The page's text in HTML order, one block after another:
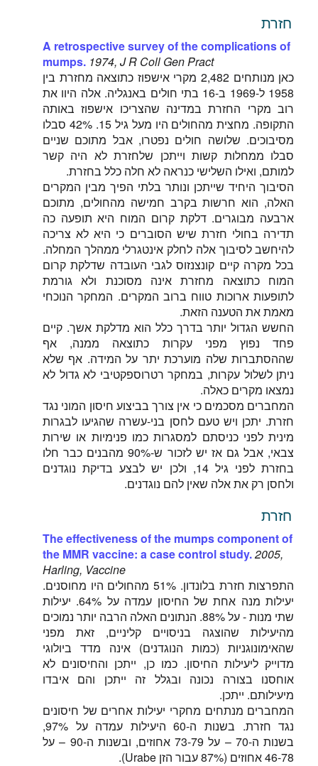
חזרת
A retrospective survey of the complications of
mumps. 1974, J R Coll Gen Pract
כאן מנותחים 2,482 מקרי אישפוז כתוצאה מחזרת בין
1958 ל-1969 ב-16 בתי חולים באנגליה. אלה היוו את
רוב מקרי החזרת במדינה שהצריכו אישפוז באותה
התקופה. מחצית מהחולים היו מעל גיל 15. 42% סבלו
מסיבוכים. שלושה חולים נפטרו, אבל מתוכם שניים
סבלו ממחלות קשות וייתכן שלחזרת לא היה קשר
למותם, ואילו השלישי כנראה לא חלה כלל בחזרת.
הסיבוך היחיד שייתכן ונותר בלתי הפיך מבין המקרים
האלה, הוא חרשות בקרב חמישה מהחולים, מתוכם
ארבעה מבוגרים. דלקת קרום המוח היא תופעה כה
תדירה בחולי חזרת שיש הסוברים כי היא לא צריכה
להיחשב לסיבוך אלה לחלק אינטגרלי ממהלך המחלה.
בכל מקרה קיים קונצנזוס לגבי העובדה שדלקת קרום
המוח כתוצאה מחזרת אינה מסוכנת ולא גורמת
לתופעות ארוכות טווח ברוב המקרים. המחקר הנוכחי
מאמת את הטענה הזאת.
החשש הגדול יותר בדרך כלל הוא מדלקת אשך. קיים
פחד נפוץ מפני עקרות כתוצאה ממנה, אף
שההסתברות שלה מוערכת יתר על המידה. אף שלא
ניתן לשלול עקרות, במחקר רטרוספקטיבי לא גדול לא
נמצאו מקרים כאלה.
המחברים מסכמים כי אין צורך בביצוע חיסון המוני נגד
חזרת. יתכן ויש טעם לחסן בני-עשרה שהגיעו לבגרות
מינית לפני כניסתם למסגרות כמו פנימיות או שירות
צבאי, אבל גם אז יש לזכור ש-90% מהבנים כבר חלו
בחזרת לפני גיל 14, ולכן יש לבצע בדיקת נוגדנים
ולחסן רק את אלה שאין להם נוגדנים.
חזרת
The effectiveness of the mumps component of
the MMR vaccine: a case control study.2005,
Harling, Vaccine
התפרצות חזרת בלונדון. 51% מהחולים היו מחוסנים.
יעילות מנה אחת של החיסון עמדה על 64%. יעילות
שתי מנות - על 88%. הנתונים האלה הרבה יותר נמוכים
מהיעילות שהוצגה בניסויים קליניים, זאת מפני
שהאימונוגניות (כמות הנוגדנים) אינה מדד ביולוגי
מדוייק ליעילות החיסון. כמו כן, ייתכן והחיסונים לא
אוחסנו בצורה נכונה ובגלל זה ייתכן והם איבדו
מיעילותם. ייתכן.
המחברים מנתחים מחקרי יעילות אחרים של חיסונים
נגד חזרת. בשנות ה-60 היעילות עמדה על 97%,
בשנות ה-70 – על 73-79 אחוזים, ובשנות ה-90 – על
46-78 אחוזים (87% עבור הזן Urabe).